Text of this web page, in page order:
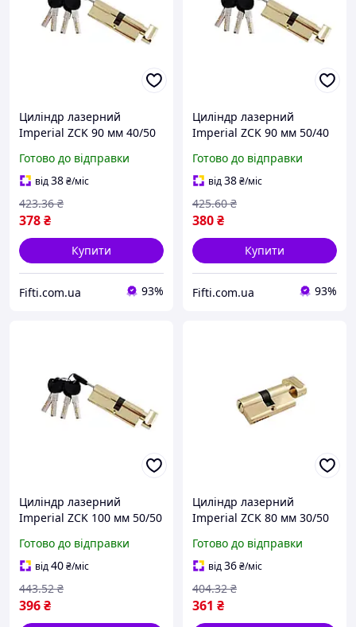
Циліндр лазерний
Imperial ZCK 90 мм 40/50
Готово до відправки
від38₴/міс
378₴
423.36 ₴
Купити
Fifti.com.ua 93%
Циліндр лазерний
Imperial ZCK 90 мм 50/40
Готово до відправки
від38₴/міс
380₴
425.60 ₴
Купити
Fifti.com.ua 93%
Циліндр лазерний
Imperial ZCK 100 мм 50/50
Готово до відправки
від40₴/міс
396₴
443.52 ₴
Циліндр лазерний
Imperial ZCK 80 мм 30/50
Готово до відправки
від36₴/міс
361 ₴
404.32 ₴